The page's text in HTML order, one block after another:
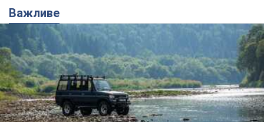
проблему джипінгу вирішують за кордоном
Україні не завадить взяти приклад із країн Європи
8.08.2026 05:10 2,4 т.
На Прикарпатті після аномальної
спеки пройшла потужна злива:
дороги перетворились на річки.